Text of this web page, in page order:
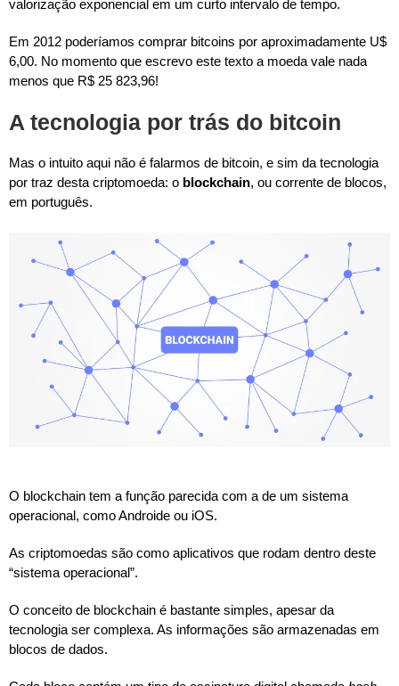
valorização exponencial em um curto intervalo de tempo.
Em 2012 poderíamos comprar bitcoins por aproximadamente U$
6,00. No momento que escrevo este texto a moeda vale nada
menos que R$ 25 823,96!
A tecnologia por trás do bitcoin
Mas o intuito aqui não é falarmos de bitcoin, e sim da tecnologia
por traz desta criptomoeda: o blockchain, ou corrente de blocos,
em português.
O blockchain tem a função parecida com a de um sistema
operacional, como Androide ou iOS.
As criptomoedas são como aplicativos que rodam dentro deste
“sistema operacional”.
O conceito de blockchain é bastante simples, apesar da
tecnologia ser complexa. As informações são armazenadas em
blocos de dados.